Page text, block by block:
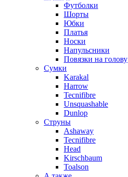
Футболки
Шорты
Юбки
Платья
Носки
Напульсники
Повязки на голову
Сумки
Karakal
Harrow
Tecnifibre
Unsquashable
Dunlop
Струны
Ashaway
Tecnifibre
Head
Kirschbaum
Toalson